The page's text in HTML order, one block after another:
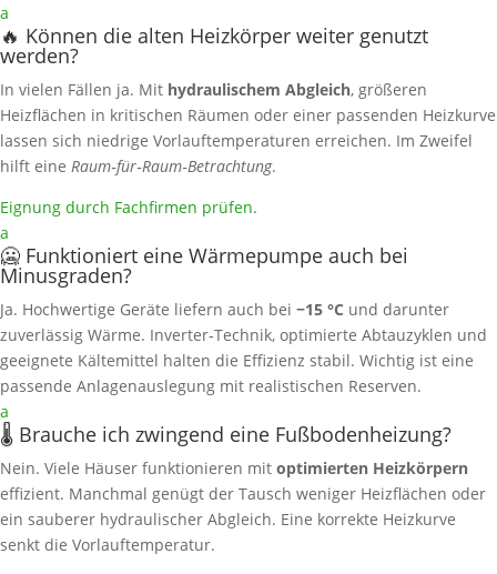
a
🔥 Können die alten Heizkörper weiter genutzt
werden?
In vielen Fällen ja. Mit hydraulischem Abgleich, größeren
Heizflächen in kritischen Räumen oder einer passenden Heizkurve
lassen sich niedrige Vorlauftemperaturen erreichen. Im Zweifel
hilft eine Raum‑für‑Raum‑Betrachtung.
Eignung durch Fachfirmen prüfen.
a
🥶 Funktioniert eine Wärmepumpe auch bei
Minusgraden?
Ja. Hochwertige Geräte liefern auch bei −15 °C und darunter
zuverlässig Wärme. Inverter‑Technik, optimierte Abtauzyklen und
geeignete Kältemittel halten die Effizienz stabil. Wichtig ist eine
passende Anlagenauslegung mit realistischen Reserven.
a
🌡️ Brauche ich zwingend eine Fußbodenheizung?
Nein. Viele Häuser funktionieren mit optimierten Heizkörpern
effizient. Manchmal genügt der Tausch weniger Heizflächen oder
ein sauberer hydraulischer Abgleich. Eine korrekte Heizkurve
senkt die Vorlauftemperatur.